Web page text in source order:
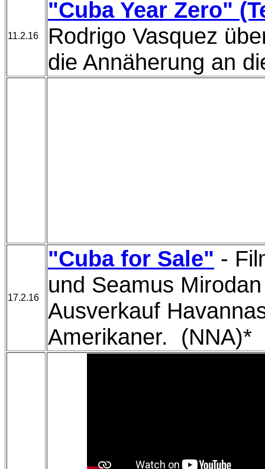
11.2.16
"Cuba Year Zero"
Rodrigo Vasquez
die Annäherung an
17.2.16
"Cuba for Sale" -
und Seamus
Ausverkauf
Amerikaner.